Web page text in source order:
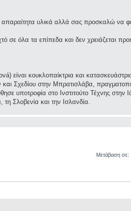
υλικά αλλά σας προσκαλώ να
σε όλα τα επίπεδα και δεν χρειάζεται
είναι κουκλοπαίκτρια και
Σχεδίου στην Μπρατισλάβα,
υποτροφία στο Ινστιτούτο Τέχνης
τη Σλοβενία και την Ισλανδία.
Μετάβαση σε: